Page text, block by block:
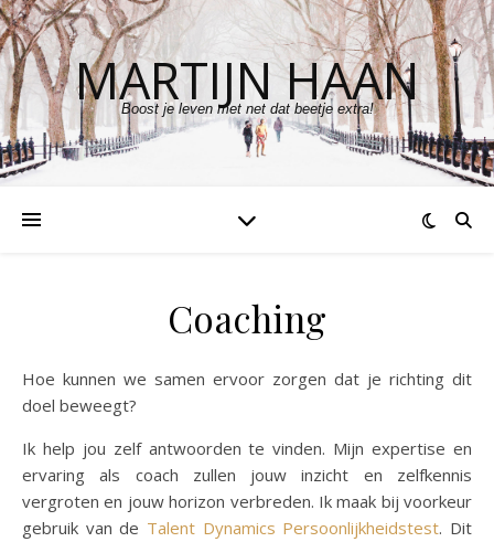
MARTIJN HAAN
Boost je leven met net dat beetje extra!
Coaching
Hoe kunnen we samen ervoor zorgen dat je richting dit
doel beweegt?
Ik help jou zelf antwoorden te vinden. Mijn expertise en
ervaring als coach zullen jouw inzicht en zelfkennis
vergroten en jouw horizon verbreden. Ik maak bij voorkeur
gebruik van de Talent Dynamics Persoonlijkheidstest. Dit